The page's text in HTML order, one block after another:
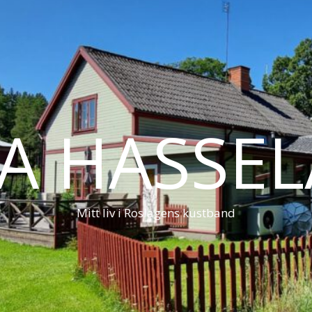
Mitt liv i Roslagens kustband